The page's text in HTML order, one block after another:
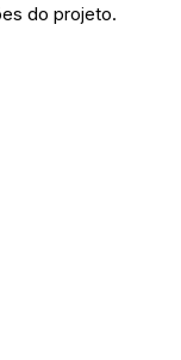
do projeto.